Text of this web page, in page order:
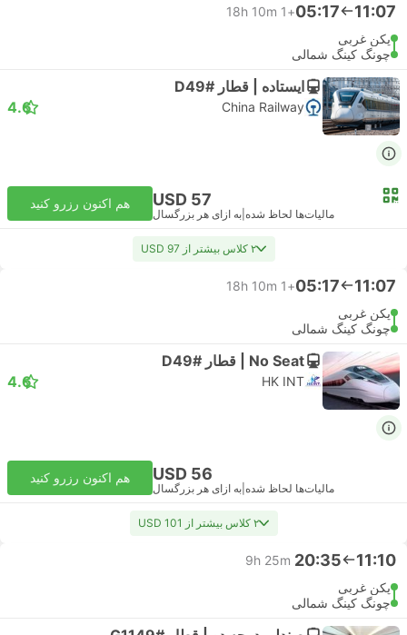
11:07
05:17
+1
18h 10m
پکن غربی
چونگ کینگ شمالی
ایستاده | قطار #D49
China Railway
4.6
USD 57
مالیات‌ها لحاظ شده به ازای هر بزرگسال
هم اکنون رزرو کنید
۲ کلاس بیشتر از USD 97
11:07
05:17
+1
18h 10m
پکن غربی
چونگ کینگ شمالی
No Seat | قطار #D49
HK INT
4.6
USD 56
مالیات‌ها لحاظ شده به ازای هر بزرگسال
هم اکنون رزرو کنید
۲ کلاس بیشتر از USD 101
11:10
20:35
9h 25m
پکن غربی
چونگ کینگ شمالی